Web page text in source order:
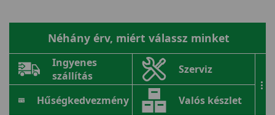
Néhány érv, miért válassz minket
Ingyenes
szállítás
Szerviz
Hűségkedvezmény Valós készlet
...